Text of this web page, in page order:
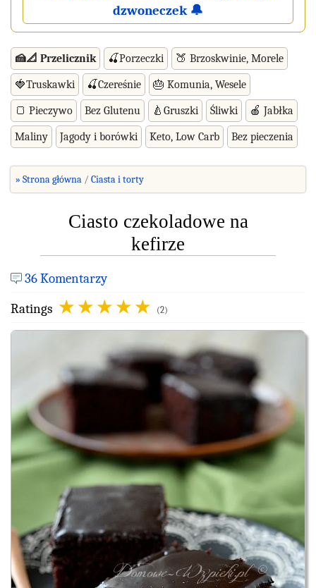
dzwoneczek 🔔
🍰📐 Przelicznik 🍒Porzeczki 🍑 Brzoskwinie, Morele
🍓Truskawki 🍒Czereśnie 🎂 Komunia, Wesele
🍞 Pieczywo Bez Glutenu 🍐Gruszki Śliwki 🍎 Jabłka
Maliny Jagody i borówki Keto, Low Carb Bez pieczenia
» Strona główna Ciasta i torty
Ciasto czekoladowe na
kefirze
36 Komentarzy
Ratings
(2)